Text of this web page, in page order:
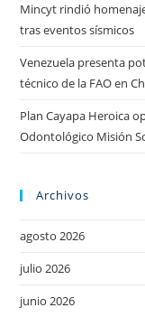
Mincyt rindió
tras eventos sísmicos
Venezuela presenta
técnico de la FAO en
Plan Cayapa Heroica
Odontológico Misión
Archivos
agosto 2026
julio 2026
junio 2026